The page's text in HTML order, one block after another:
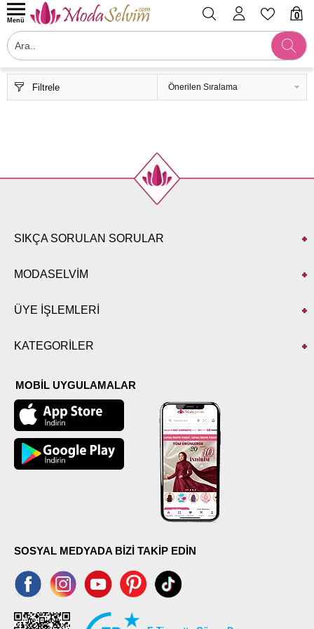
0
Menü
Filtrele
SIKÇA SORULAN SORULAR
MODASELVİM
ÜYE İŞLEMLERİ
KATEGORİLER
MOBİL UYGULAMALAR
SOSYAL MEDYADA BİZİ TAKİP EDİN